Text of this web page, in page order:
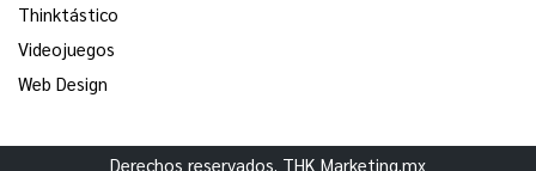
Thinktástico
Videojuegos
Web Design
Derechos reservados. THK Marketing.mx